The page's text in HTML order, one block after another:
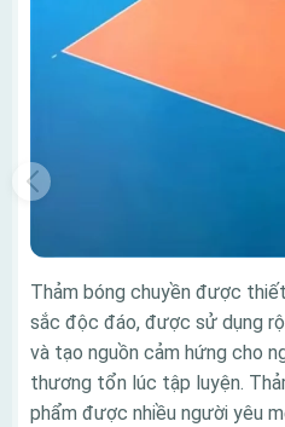
Thảm bóng chuyền được
sắc độc đáo, được sử dụng
và tạo nguồn cảm hứng cho
thương tổn lúc tập luyện.
phẩm được nhiều người yêu